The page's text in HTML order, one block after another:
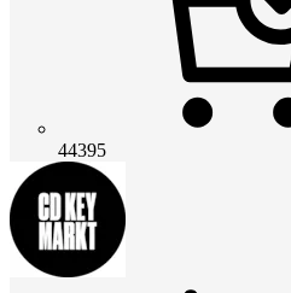
44395